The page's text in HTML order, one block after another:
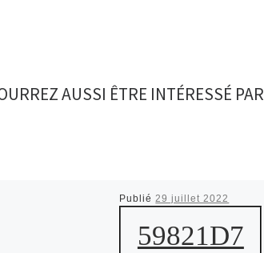
AUSSI ÊTRE INTÉRESSÉ PAR
Publié29 juillet 2022
59821D7